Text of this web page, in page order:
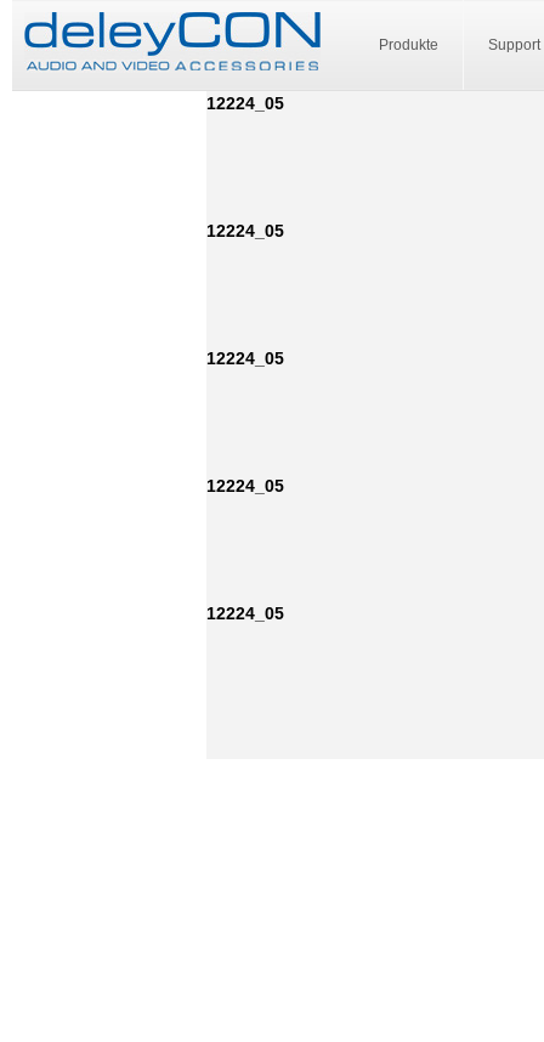
Produkte Support
12224_05
12224_05
12224_05
12224_05
12224_05